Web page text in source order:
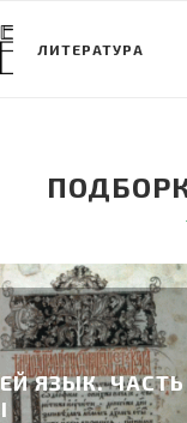
ЛИТЕРАТУРА
ЯЗЫК. ЧАСТЬ